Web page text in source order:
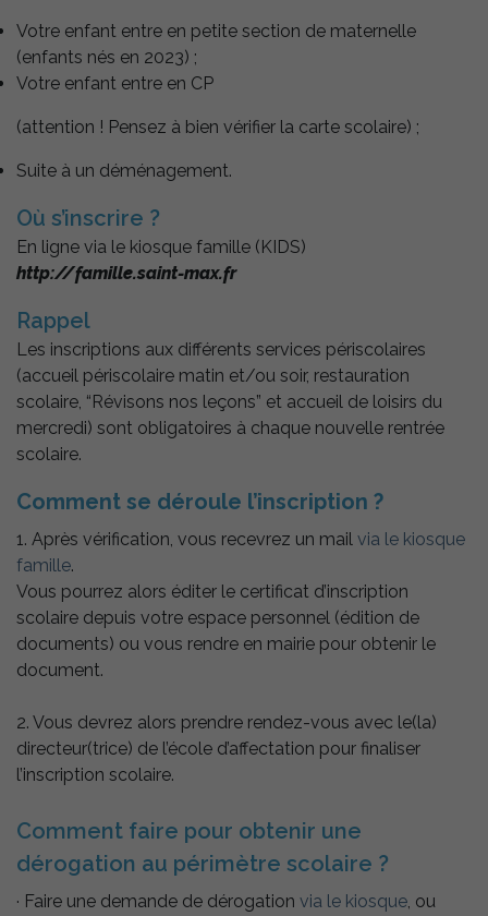
Votre enfant entre en petite section de maternelle
(enfants nés en 2023) ;
Votre enfant entre en CP
(attention ! Pensez à bien vérifier la carte scolaire) ;
Suite à un déménagement.
Où s’inscrire ?
En ligne via le kiosque famille (KIDS)
http://famille.saint-max.fr
Rappel
Les inscriptions aux différents services périscolaires
(accueil périscolaire matin et/ou soir, restauration
scolaire, “Révisons nos leçons” et accueil de loisirs du
mercredi) sont obligatoires à chaque nouvelle rentrée
scolaire.
Comment se déroule l’inscription ?
1. Après vérification, vous recevrez un mail via le kiosque
famille.
Vous pourrez alors éditer le certificat d’inscription
scolaire depuis votre espace personnel (édition de
documents) ou vous rendre en mairie pour obtenir le
document.
2. Vous devrez alors prendre rendez-vous avec le(la)
directeur(trice) de l’école d’affectation pour finaliser
l’inscription scolaire.
Comment faire pour obtenir une
dérogation au périmètre scolaire ?
· Faire une demande de dérogation via le kiosque, ou